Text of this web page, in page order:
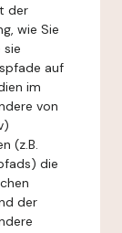
der
wie Sie
sie
auf
im
von
(z.B.
die
der